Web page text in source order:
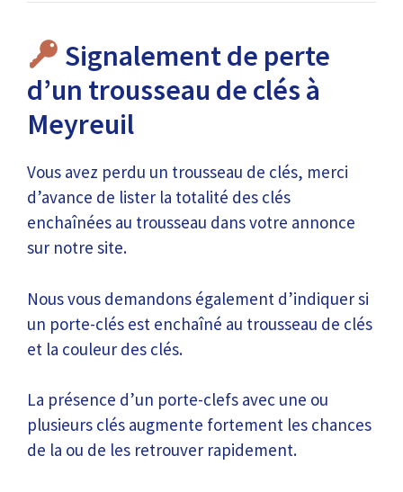
Signalement de perte
d’un trousseau de clés à
Meyreuil
Vous avez perdu un trousseau de clés, merci
d’avance de lister la totalité des clés
enchaînées au trousseau dans votre annonce
sur notre site.
Nous vous demandons également d’indiquer si
un porte-clés est enchaîné au trousseau de clés
et la couleur des clés.
La présence d’un porte-clefs avec une ou
plusieurs clés augmente fortement les chances
de la ou de les retrouver rapidement.